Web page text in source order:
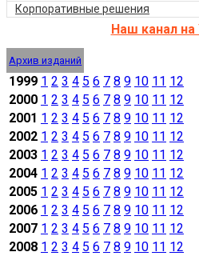
Корпоративные решения
Наш канал на
Архив изданий
1999 1 2 3 4 5 6 7 8 9 10 11 12
2000 1 2 3 4 5 6 7 8 9 10 11 12
2001 1 2 3 4 5 6 7 8 9 10 11 12
2002 1 2 3 4 5 6 7 8 9 10 11 12
2003 1 2 3 4 5 6 7 8 9 10 11 12
2004 1 2 3 4 5 6 7 8 9 10 11 12
2005 1 2 3 4 5 6 7 8 9 10 11 12
2006 1 2 3 4 5 6 7 8 9 10 11 12
2007 1 2 3 4 5 6 7 8 9 10 11 12
2008 1 2 3 4 5 6 7 8 9 10 11 12